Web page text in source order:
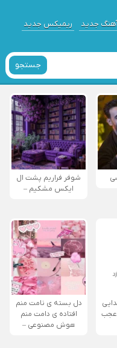
جدید ریمیکس جدید
جستجو
شوفر فراریم پشت ال
ایکس مشکیم –
عجب
دل بسته ی نامت منم
افتاده ی دامت منم
هوش مصنوعی –